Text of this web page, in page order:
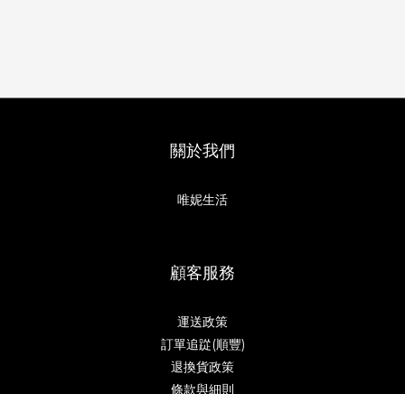
關於我們
唯妮生活
顧客服務
運送政策
訂單追踨(順豐)
退換貨政策
條款與細則